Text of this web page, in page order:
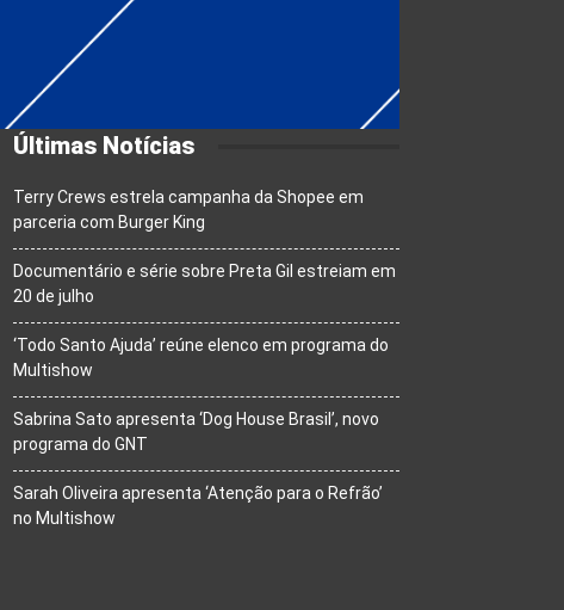
Últimas Notícias
Terry Crews estrela campanha da Shopee em
parceria com Burger King
Documentário e série sobre Preta Gil estreiam em
20 de julho
‘Todo Santo Ajuda’ reúne elenco em programa do
Multishow
Sabrina Sato apresenta ‘Dog House Brasil’, novo
programa do GNT
Sarah Oliveira apresenta ‘Atenção para o Refrão’
no Multishow